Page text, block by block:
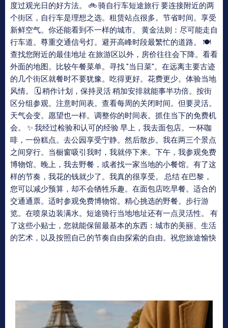
度过观光日的好方法。 🚲 骑自行车短途旅行 要连接附近的两
个街区，自行车是理想之选。租赁站点很多。节省时间。享受
新鲜空气。你还能看到不一样的城市。 黄金法则：尽可能走自
行车道。尊重交通信号灯。避开高峰时段最繁忙的道路。 🍽️
查找您附近的最佳地址 在旅游区以外，房价往往会下降。看看
外面的地图。比较午餐菜单。寻找 "当日菜"。在远离主要古迹
的几个街区就餐时不要犹豫。吃得更好。花费更少。体验当地
风情。 🗓️ 稍作计划，保持灵活 稍加安排就能事半功倍。按街
区分组参观。注意时间表。查看每周的关闭时间。但要灵活。
天气会变。愿望也一样。调整你的时间表。抓住当下的免费机
会。 ✨ 我经过检验和认可的经验 早上，我去面包店。一杯咖
啡，一份糕点。去公园享受宁静。然后散步。我在两三个景点
之间穿行。当橱窗吸引我时，我就停下来。下午，我参观免费
博物馆。晚上，我去野餐，或者找一家当地的小餐馆。有了这
样的节奏，我花的钱就少了。我真的很享受。 总结 在巴黎，
您可以减少预算，却不会牺牲乐趣。在面包店吃早餐。适合的
交通通票。适时参观免费博物馆。精心挑选的野餐。步行游
览。在喷泉边装满水。短途骑行当地地址还有一点灵活性。 有
了这些小贴士，您就能保留最基本的东西：城市的美丽、生活
的艺术，以及按照自己的节奏自由探索的自由。祝您旅途愉快